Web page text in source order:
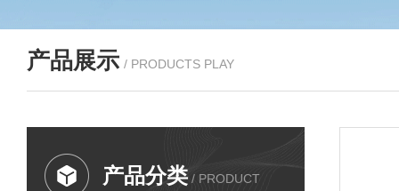
产品展示 / PRODUCTS PLAY
产品分类 / PRODUCT